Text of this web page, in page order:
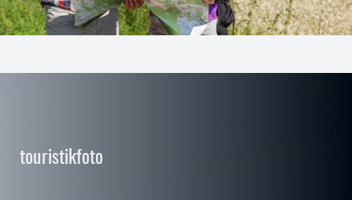
touristikfoto